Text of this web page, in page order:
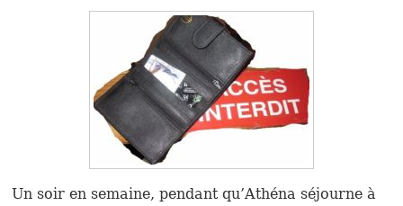
Un soir en semaine, pen­dant qu’Athéna séjourne à